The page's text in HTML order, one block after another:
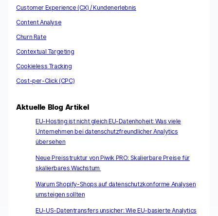
Customer Experience (CX) / Kundenerlebnis
Content Analyse
Churn Rate
Contextual Targeting
Cookieless Tracking
Cost-per-Click (CPC)
Aktuelle Blog Artikel
EU-Hosting ist nicht gleich EU-Datenhoheit: Was viele
Unternehmen bei datenschutzfreundlicher Analytics
übersehen
Neue Preisstruktur von Piwik PRO: Skalierbare Preise für
skalierbares Wachstum
Warum Shopify-Shops auf datenschutzkonforme Analysen
umsteigen sollten
EU-US-Datentransfers unsicher: Wie EU-basierte Analytics